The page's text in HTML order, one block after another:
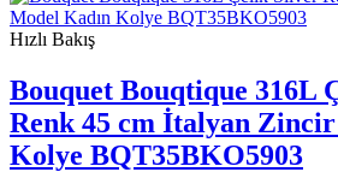
Hızlı Bakış
Bouquet Bouqtique 316L
Renk 45 cm İtalyan
Kolye BQT35BKO5903